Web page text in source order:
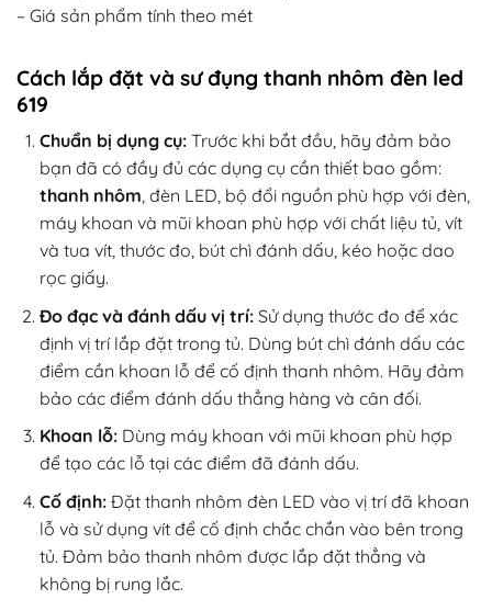
– Giá sản phẩm tính theo mét
Cách lắp đặt và sư đụng thanh nhôm đèn led
619
Chuẩn bị dụng cụ:Trước khi bắt đầu, hãy đảm bảo
bạn đã có đầy đủ các dụng cụ cần thiết bao gồm:
thanh nhôm, đèn LED, bộ đổi nguồn phù hợp với đèn,
máy khoan và mũi khoan phù hợp với chất liệu tủ, vít
và tua vít, thước đo, bút chì đánh dấu, kéo hoặc dao
rọc giấy.
Đo đạc và đánh dấu vị trí:Sử dụng thước đo để xác
định vị trí lắp đặt trong tủ. Dùng bút chì đánh dấu các
điểm cần khoan lỗ để cố định thanh nhôm. Hãy đảm
bảo các điểm đánh dấu thẳng hàng và cân đối.
Khoan lỗ:Dùng máy khoan với mũi khoan phù hợp
để tạo các lỗ tại các điểm đã đánh dấu.
Cố định:Đặt thanh nhôm đèn LED vào vị trí đã khoan
lỗ và sử dụng vít để cố định chắc chắn vào bên trong
tủ. Đảm bảo thanh nhôm được lắp đặt thẳng và
không bị rung lắc.